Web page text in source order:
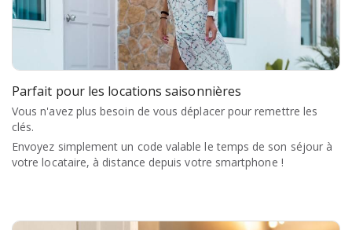
Parfait pour les locations saisonnières
Vous n'avez plus besoin de vous déplacer pour remettre les
clés.
Envoyez simplement un code valable le temps de son séjour à
votre locataire, à distance depuis votre smartphone !